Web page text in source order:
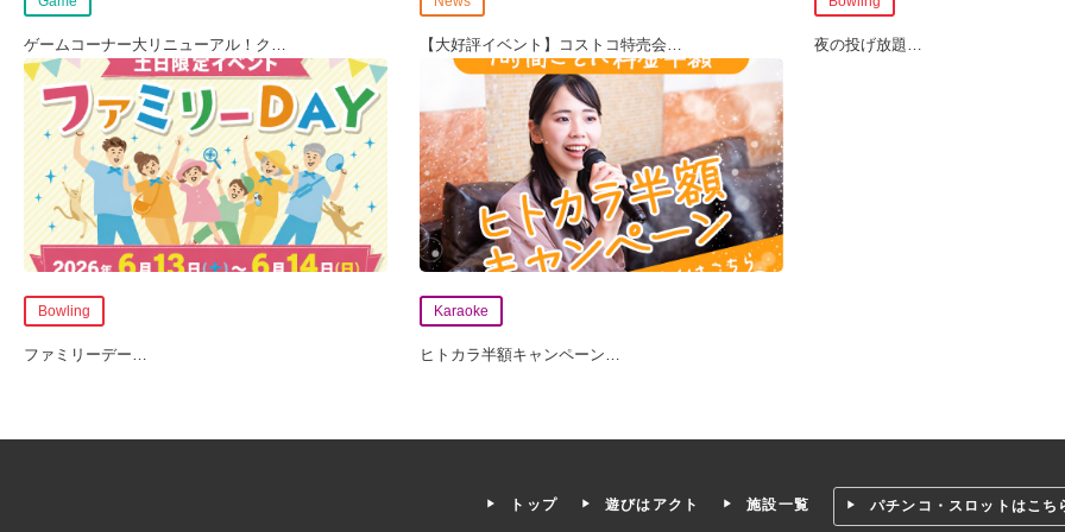
ゲームコーナー大リニューアル！ク … 【大好評イベント】コストコ特売会… 夜の投げ放題…
Bowling
ファミリーデー…
Karaoke
ヒトカラ半額キャンペーン…
トップ 遊びはアクト 施設一覧 パチンコ・スロットはこち